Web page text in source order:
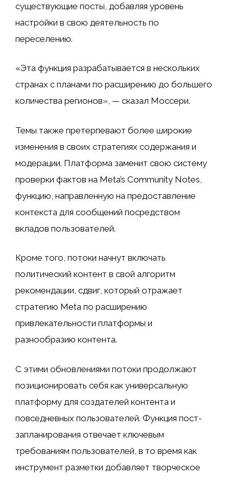
существующие посты, добавляя уровень
настройки в свою деятельность по
переселению.
«Эта функция разрабатывается в нескольких
странах с планами по расширению до большего
количества регионов», — сказал Моссери.
Темы также претерпевают более широкие
изменения в своих стратегиях содержания и
модерации. Платформа заменит свою систему
проверки фактов на Meta’s Community Notes,
функцию, направленную на предоставление
контекста для сообщений посредством
вкладов пользователей.
Кроме того, потоки начнут включать
политический контент в свой алгоритм
рекомендации, сдвиг, который отражает
стратегию Meta по расширению
привлекательности платформы и
разнообразию контента.
С этими обновлениями потоки продолжают
позиционировать себя как универсальную
платформу для создателей контента и
повседневных пользователей. Функция пост-
запланирования отвечает ключевым
требованиям пользователей, в то время как
инструмент разметки добавляет творческое